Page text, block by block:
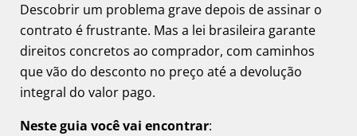
Descobrir um problema grave depois de assinar o
contrato é frustrante. Mas a lei brasileira garante
direitos concretos ao comprador, com caminhos
que vão do desconto no preço até a devolução
integral do valor pago.
Neste guia você vai encontrar: